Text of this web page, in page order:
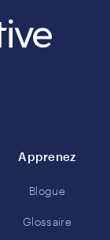
Apprenez
Blogue
Glossaire